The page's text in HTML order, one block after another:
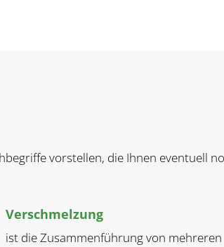
vorstellen, die Ihnen eventuell
Verschmelzung
ist die Zusammenführung von mehreren